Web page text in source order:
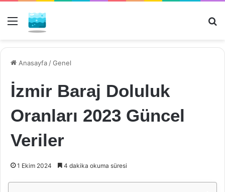
Menü
Anasayfa /Genel
İzmir Baraj Doluluk
Oranları 2023 Güncel
Veriler
1 Ekim 2024 4 dakika okuma süresi